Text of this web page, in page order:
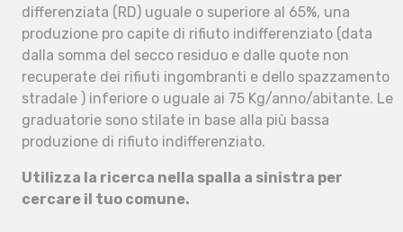
differenziata (RD) uguale o superiore al 65%, una
produzione pro capite di rifiuto indifferenziato (data
dalla somma del secco residuo e dalle quote non
recuperate dei rifiuti ingombranti e dello spazzamento
stradale ) inferiore o uguale ai 75 Kg/anno/abitante. Le
graduatorie sono stilate in base alla più bassa
produzione di rifiuto indifferenziato.
Utilizza la ricerca nella spalla a sinistra per
cercare il tuo comune.